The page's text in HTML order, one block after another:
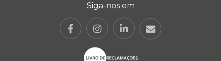
Siga-nos em